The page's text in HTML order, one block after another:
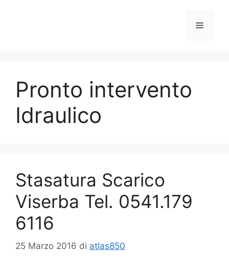
Menu
Pronto intervento
Idraulico
Stasatura Scarico
Viserba Tel. 0541.179
6116
25 Marzo 2016 di atlas850